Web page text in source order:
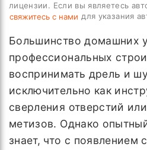
лицензии. Если вы являетесь
свяжитесь с нами для указания
Большинство домашних
профессиональных
воспринимать дрель и
исключительно как
сверления отверстий
метизов. Однако
знает, что с появлением